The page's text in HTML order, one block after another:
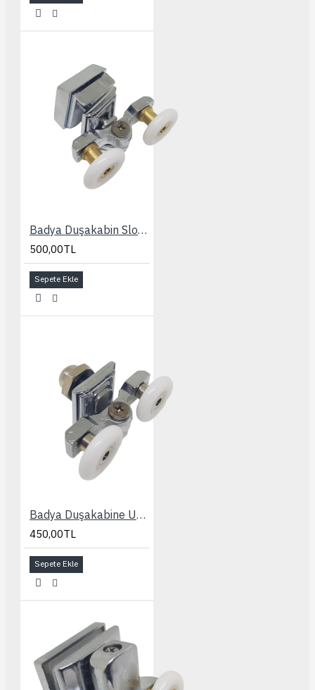
Badya Duşakabin Slot Ayarlı Kapaklı 24 mm. Rulman
500,00TL
Sepete Ekle
Badya Duşakabine Uyumlu Slot Ayarlı 24 mm. Rulman
450,00TL
Sepete Ekle